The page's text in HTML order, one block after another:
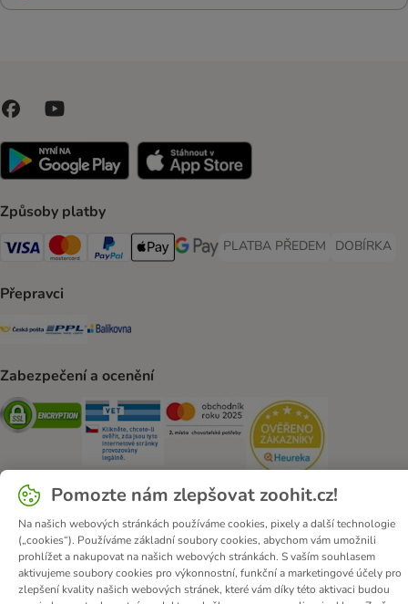
Způsoby platby
Visa Payment Method
Mastercard Payment Method
PayPal Payment Method
Apple pay Payment Method
GooglePay Payment Method
PLATBA PŘEDEM
PLATBA PŘEDEM Payment
DOBÍRKA
DOBÍRKA
Přepravci
Česká pošta Shipping Method
PPL Shipping Method
Balíkovna Shipping Method
Zabezpečení a ocenění
Security Security Security
O zoohit Kariéra Firemní webové stránky
Impressum
Všeobecné obchodní podmínky
Zde odstoupit od smlouvy
Zákon o digitálních službách
Likvidace baterií Kontakt
Pomozte nám zlepšovat zoohit.cz!
Na našich webových stránkách používáme cookies, pixely a další technologie
(„cookies“). Používáme základní soubory cookies, abychom vám umožnili
prohlížet a nakupovat na našich webových stránkách. S vaším souhlasem
aktivujeme soubory cookies pro výkonnostní, funkční a marketingové účely pro
zlepšení kvality našich webových stránek, které vám díky této aktivaci budou